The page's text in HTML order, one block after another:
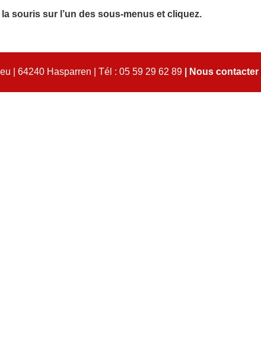
souris sur l’un des sous-menus et cliquez.
| 64240 Hasparren | Tél : 05 59 29 62 89 Nous contacter|